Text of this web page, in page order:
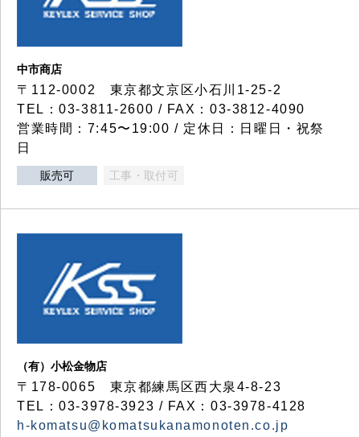
中市商店
〒112-0002 東京都文京区小石川1-25-2
TEL：03-3811-2600 / FAX：03-3812-4090
営業時間：7:45〜19:00 / 定休日：日曜日・祝祭
日
販売可 工事・取付可
（有）小松金物店
〒178-0065 東京都練馬区西大泉4-8-23
TEL：03-3978-3923 / FAX：03-3978-4128
h-komatsu@komatsukanamonoten.co.jp